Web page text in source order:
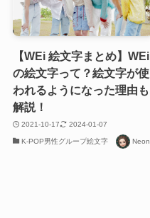
【WEi 絵文字まとめ】WEi
の絵文字って？絵文字が使
われるようになった理由も
解説！
2021-10-17 2024-01-07
K-POP男性グループ絵文字 Neon